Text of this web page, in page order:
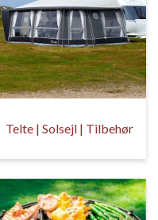
Telte | Solsejl | Tilbehør